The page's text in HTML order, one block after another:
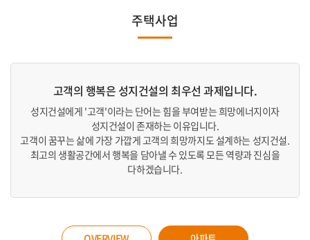
주택사업
고객의 행복은 성지건설의 최우선 과제입니다.
성지건설에게 '고객'이라는 단어는 힘을 부여받는 희망에너지이자
성지건설이 존재하는 이유입니다.
고객이 꿈꾸는 삶에 가장 가깝게 고객의 희망까지도 설계하는 성지건설.
최고의 생활공간에서 행복을 담아낼 수 있도록 모든 역량과 진심을
다하겠습니다.